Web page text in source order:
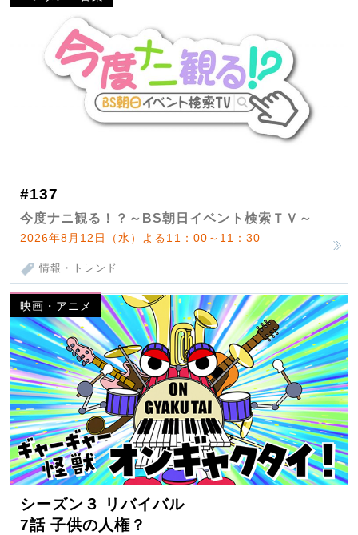
#137
今度ナニ観る！？～BS朝日イベント検索ＴＶ～
2026年8月12日（水）よる11：00～11：30
情報・トレンド
映画・アニメ
シーズン３ リバイバル
7話 子供の人権？